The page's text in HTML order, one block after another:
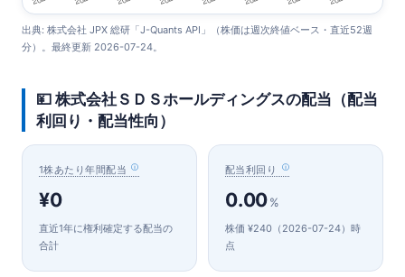
出典: 株式会社 JPX 総研「J-Quants API」（株価は週次終値ベース・直近52週
分）。最終更新 2026-07-24。
💴 株式会社ＳＤＳホールディングスの配当（配当
利回り・配当性向）
1株あたり年間配当
¥0
直近1年に権利確定する配当の
合計
配当利回り
0.00%
株価 ¥240（2026-07-24）時
点